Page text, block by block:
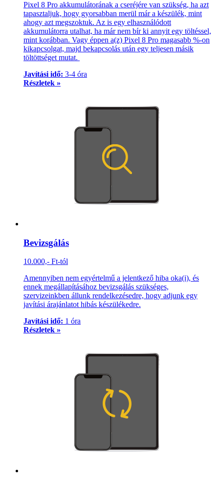
Pixel 8 Pro akkumulátorának a cseréjére van szükség, ha azt
tapasztaljuk, hogy gyorsabban merül már a készülék, mint
ahogy azt megszoktuk. Az is egy elhasználódott
akkumulátorra utalhat, ha már nem bír ki annyit egy töltéssel,
mint korábban. Vagy éppen a(z) Pixel 8 Pro magasabb %-on
kikapcsolgat, majd bekapcsolás után egy teljesen másik
töltöttséget mutat.
Javítási idő: 3-4 óra
Részletek »
Bevizsgálás
10.000,- Ft-tól
Amennyiben nem egyértelmű a jelentkező hiba oka(i), és
ennek megállapításához bevizsgálás szükséges,
szervizeinkben állunk rendelkezésedre, hogy adjunk egy
javítási árajánlatot hibás készülékedre.
Javítási idő: 1 óra
Részletek »